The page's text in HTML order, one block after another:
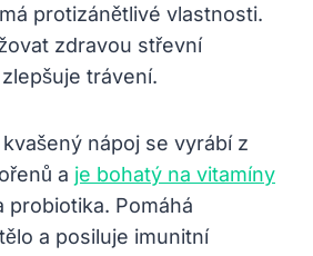
protizánětlivé vlastnosti.
zdravou střevní
trávení.
nápoj se vyrábí z
a je bohatý na vitamíny
probiotika. Pomáhá
a posiluje imunitní